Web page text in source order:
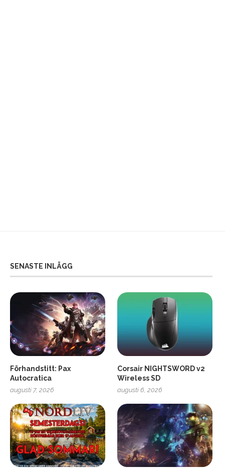
SENASTE INLÄGG
Förhandstitt: Pax
Autocratica
augusti 7, 2026
Corsair NIGHTSWORD v2
Wireless SD
augusti 6, 2026
Soundcore Liberty 5 Pro